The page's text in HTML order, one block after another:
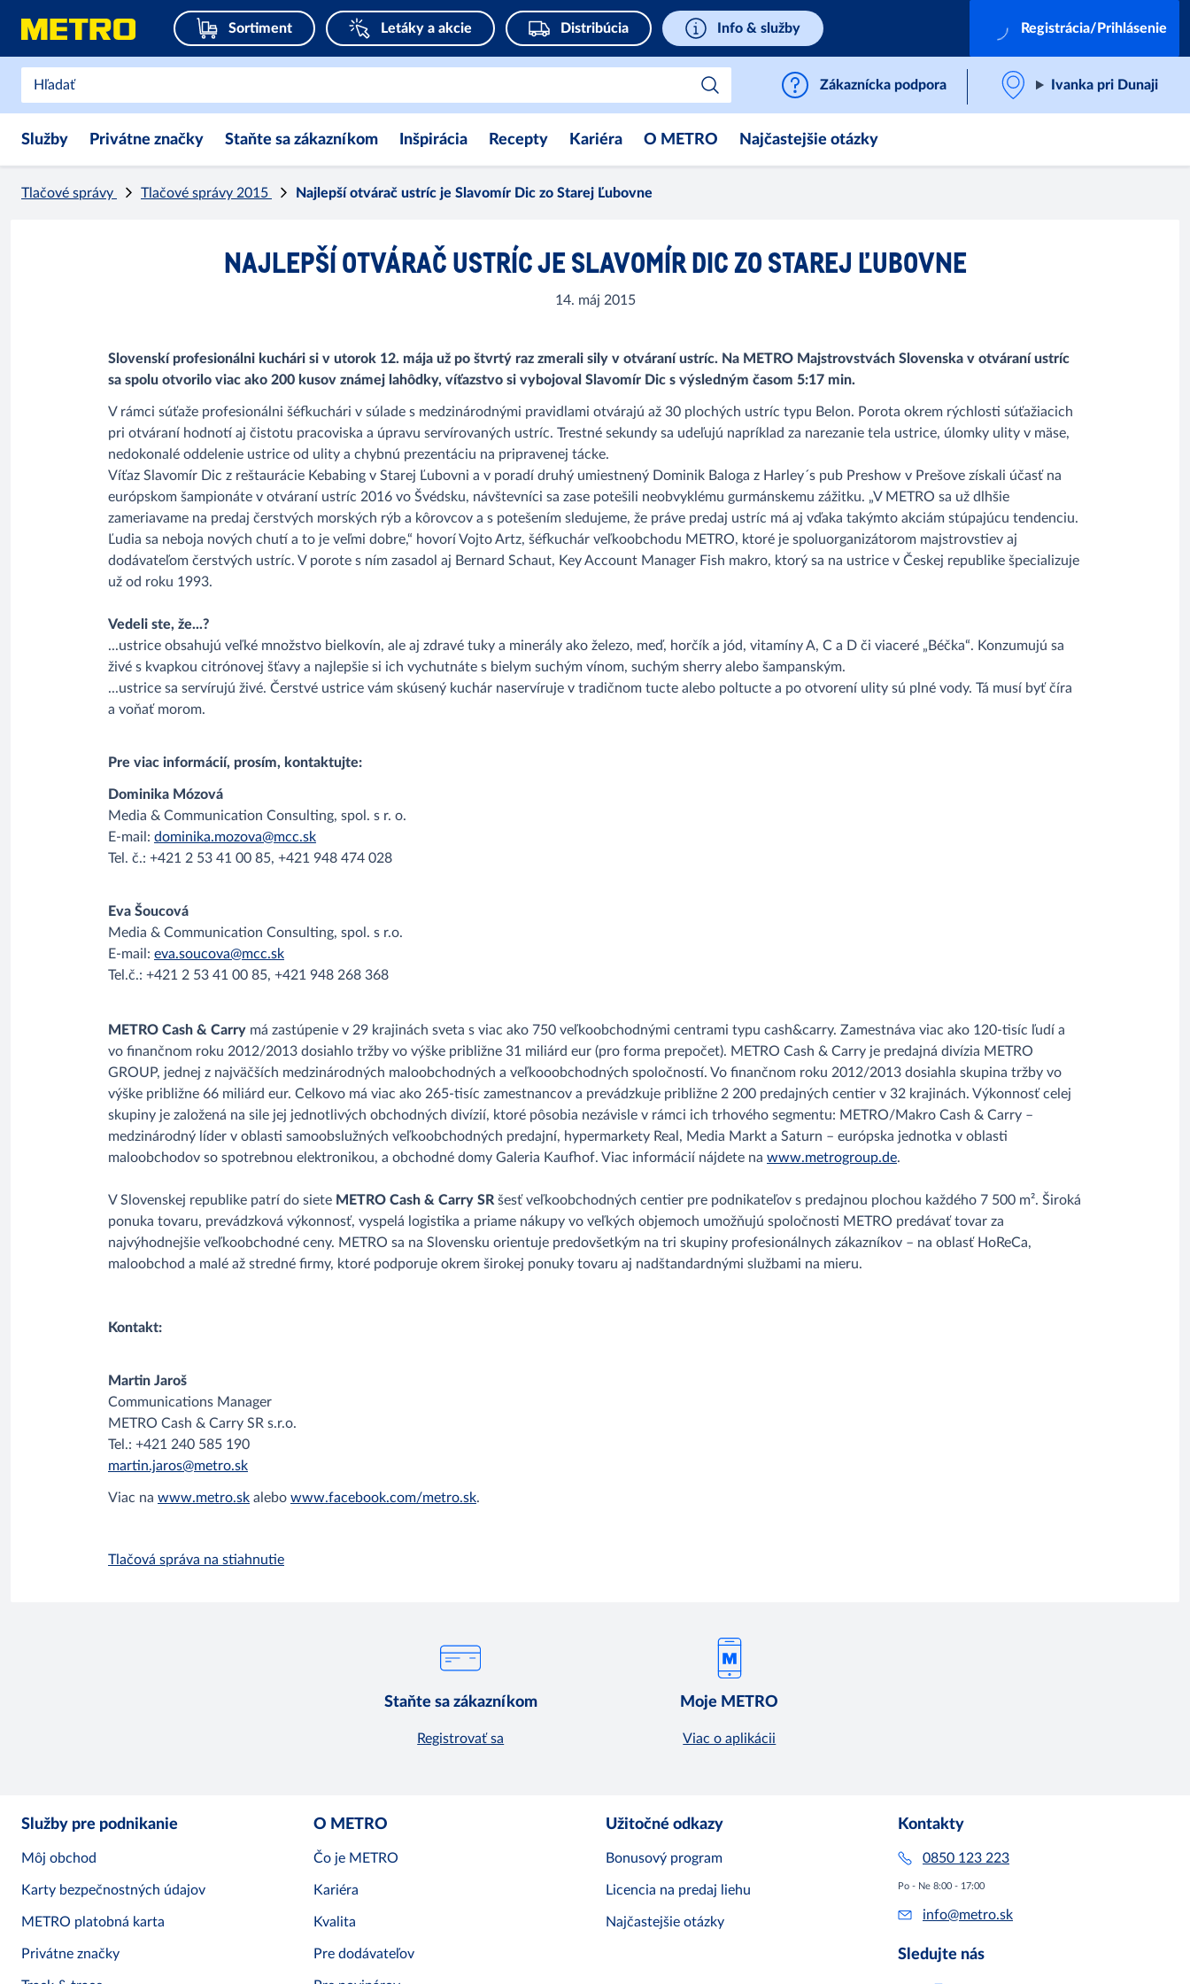
Sortiment Letáky a akcie Distribúcia Info & služby Registrácia/Prihlásenie
Zákaznícka podpora Ivanka pri Dunaji
Služby Privátne značky Staňte sa zákazníkom Inšpirácia Recepty Kariéra O METRO Najčastejšie otázky
Tlačové správy Tlačové správy 2015 Najlepší otvárač ustríc je Slavomír Dic zo Starej Ľubovne
NAJLEPŠÍ OTVÁRAČ USTRÍC JE SLAVOMÍR DIC ZO STAREJ ĽUBOVNE
14. máj 2015
Slovenskí profesionálni kuchári si v utorok 12. mája už po štvrtý raz zmerali sily v otváraní ustríc. Na METRO Majstrovstvách Slovenska v otváraní ustríc
sa spolu otvorilo viac ako 200 kusov známej lahôdky, víťazstvo si vybojoval Slavomír Dic s výsledným časom 5:17 min.
V rámci súťaže profesionálni šéfkuchári v súlade s medzinárodnými pravidlami otvárajú až 30 plochých ustríc typu Belon. Porota okrem rýchlosti súťažiacich
pri otváraní hodnotí aj čistotu pracoviska a úpravu servírovaných ustríc. Trestné sekundy sa udeľujú napríklad za narezanie tela ustrice, úlomky ulity v mäse,
nedokonalé oddelenie ustrice od ulity a chybnú prezentáciu na pripravenej tácke.
Víťaz Slavomír Dic z reštaurácie Kebabing v Starej Ľubovni a v poradí druhý umiestnený Dominik Baloga z Harley´s pub Preshow v Prešove získali účasť na
európskom šampionáte v otváraní ustríc 2016 vo Švédsku, návštevníci sa zase potešili neobvyklému gurmánskemu zážitku. „V METRO sa už dlhšie
zameriavame na predaj čerstvých morských rýb a kôrovcov a s potešením sledujeme, že práve predaj ustríc má aj vďaka takýmto akciám stúpajúcu tendenciu.
Ľudia sa neboja nových chutí a to je veľmi dobre,“ hovorí Vojto Artz, šéfkuchár veľkoobchodu METRO, ktoré je spoluorganizátorom majstrovstiev aj
dodávateľom čerstvých ustríc. V porote s ním zasadol aj Bernard Schaut, Key Account Manager Fish makro, ktorý sa na ustrice v Českej republike špecializuje
už od roku 1993.
Vedeli ste, že...?
...ustrice obsahujú veľké množstvo bielkovín, ale aj zdravé tuky a minerály ako železo, meď, horčík a jód, vitamíny A, C a D či viaceré „Béčka“. Konzumujú sa
živé s kvapkou citrónovej šťavy a najlepšie si ich vychutnáte s bielym suchým vínom, suchým sherry alebo šampanským.
...ustrice sa servírujú živé. Čerstvé ustrice vám skúsený kuchár naservíruje v tradičnom tucte alebo poltucte a po otvorení ulity sú plné vody. Tá musí byť číra
a voňať morom.
Pre viac informácií, prosím, kontaktujte:
Dominika Mózová
Media & Communication Consulting, spol. s r. o.
E-mail: dominika.mozova@mcc.sk
Tel. č.: +421 2 53 41 00 85, +421 948 474 028
Eva Šoucová
Media & Communication Consulting, spol. s r.o.
E-mail: eva.soucova@mcc.sk
Tel.č.: +421 2 53 41 00 85, +421 948 268 368
METRO Cash & Carry má zastúpenie v 29 krajinách sveta s viac ako 750 veľkoobchodnými centrami typu cash&carry. Zamestnáva viac ako 120-tisíc ľudí a
vo finančnom roku 2012/2013 dosiahlo tržby vo výške približne 31 miliárd eur (pro forma prepočet). METRO Cash & Carry je predajná divízia METRO
GROUP, jednej z najväčších medzinárodných maloobchodných a veľkooobchodných spoločností. Vo finančnom roku 2012/2013 dosiahla skupina tržby vo
výške približne 66 miliárd eur. Celkovo má viac ako 265-tisíc zamestnancov a prevádzkuje približne 2 200 predajných centier v 32 krajinách. Výkonnosť celej
skupiny je založená na sile jej jednotlivých obchodných divízií, ktoré pôsobia nezávisle v rámci ich trhového segmentu: METRO/Makro Cash & Carry –
medzinárodný líder v oblasti samoobslužných veľkoobchodných predajní, hypermarkety Real, Media Markt a Saturn – európska jednotka v oblasti
maloobchodov so spotrebnou elektronikou, a obchodné domy Galeria Kaufhof. Viac informácií nájdete na www.metrogroup.de.
V Slovenskej republike patrí do siete METRO Cash & Carry SR šesť veľkoobchodných centier pre podnikateľov s predajnou plochou každého 7 500 m². Široká
ponuka tovaru, prevádzková výkonnosť, vyspelá logistika a priame nákupy vo veľkých objemoch umožňujú spoločnosti METRO predávať tovar za
najvýhodnejšie veľkoobchodné ceny. METRO sa na Slovensku orientuje predovšetkým na tri skupiny profesionálnych zákazníkov – na oblasť HoReCa,
maloobchod a malé až stredné firmy, ktoré podporuje okrem širokej ponuky tovaru aj nadštandardnými službami na mieru.
Kontakt:
Martin Jaroš
Communications Manager
METRO Cash & Carry SR s.r.o.
Tel.: +421 240 585 190
martin.jaros@metro.sk
Viac na www.metro.sk alebo www.facebook.com/metro.sk.
Tlačová správa na stiahnutie
Staňte sa zákazníkom
Registrovať sa
Moje METRO
Viac o aplikácii
Služby pre podnikanie
Môj obchod
Karty bezpečnostných údajov
METRO platobná karta
Privátne značky
O METRO
Čo je METRO
Kariéra
Kvalita
Pre dodávateľov
Užitočné odkazy
Bonusový program
Licencia na predaj liehu
Najčastejšie otázky
Kontakty
0850 123 223
Po - Ne 8:00 - 17:00
info@metro.sk
Sledujte nás